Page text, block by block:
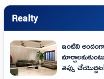
Realty
ఇంటిని
తప్పు చేయొద్దట!